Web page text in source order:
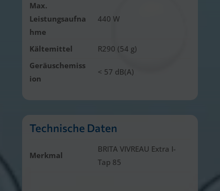
Max.
Leistungsaufna
hme
440 W
Kältemittel
R290 (54 g)
Geräuschemiss
ion
< 57 dB(A)
Technische Daten
Merkmal
BRITA VIVREAU Extra I-
Tap 85